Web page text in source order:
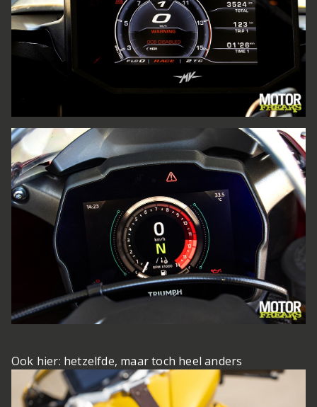
Ook hier: hetzelfde, maar toch heel anders